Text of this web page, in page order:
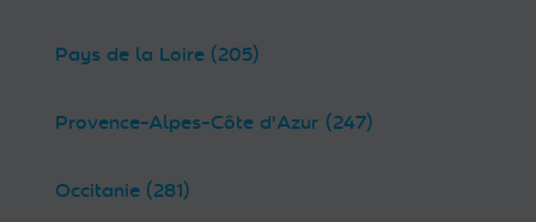
Pays de la Loire (205)
Provence-Alpes-Côte d'Azur (247)
Occitanie (281)